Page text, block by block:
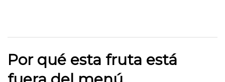
Por qué esta fruta está